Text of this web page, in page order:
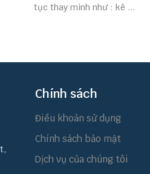
tục thay mình như : kê ...
Chính sách
Điều khoản sử dụng
Chính sách bảo mật
Dịch vụ của chúng tôi